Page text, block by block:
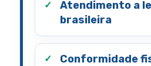
Atendimento a
brasileira
Conformidade